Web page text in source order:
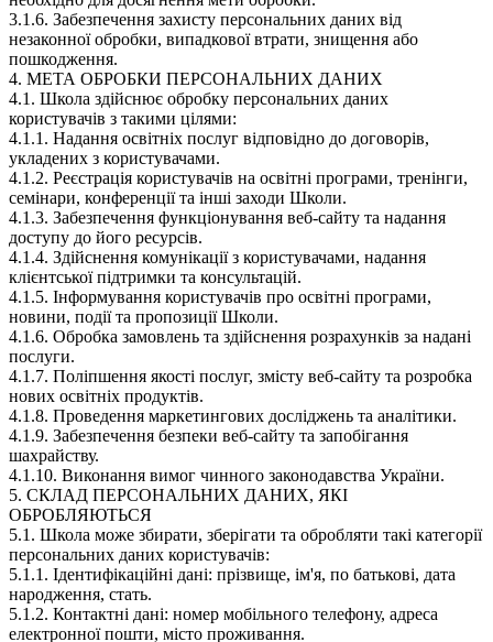
3.1.6. Забезпечення захисту персональних даних від
незаконної обробки, випадкової втрати, знищення або
пошкодження.
4. МЕТА ОБРОБКИ ПЕРСОНАЛЬНИХ ДАНИХ
4.1. Школа здійснює обробку персональних даних
користувачів з такими цілями:
4.1.1. Надання освітніх послуг відповідно до договорів,
укладених з користувачами.
4.1.2. Реєстрація користувачів на освітні програми, тренінги,
семінари, конференції та інші заходи Школи.
4.1.3. Забезпечення функціонування веб-сайту та надання
доступу до його ресурсів.
4.1.4. Здійснення комунікації з користувачами, надання
клієнтської підтримки та консультацій.
4.1.5. Інформування користувачів про освітні програми,
новини, події та пропозиції Школи.
4.1.6. Обробка замовлень та здійснення розрахунків за надані
послуги.
4.1.7. Поліпшення якості послуг, змісту веб-сайту та розробка
нових освітніх продуктів.
4.1.8. Проведення маркетингових досліджень та аналітики.
4.1.9. Забезпечення безпеки веб-сайту та запобігання
шахрайству.
4.1.10. Виконання вимог чинного законодавства України.
5. СКЛАД ПЕРСОНАЛЬНИХ ДАНИХ, ЯКІ
ОБРОБЛЯЮТЬСЯ
5.1. Школа може збирати, зберігати та обробляти такі категорії
персональних даних користувачів:
5.1.1. Ідентифікаційні дані: прізвище, ім'я, по батькові, дата
народження, стать.
5.1.2. Контактні дані: номер мобільного телефону, адреса
електронної пошти, місто проживання.